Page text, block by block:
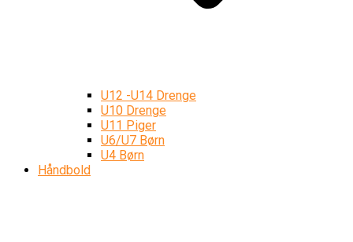
U12 -U14 Drenge
U10 Drenge
U11 Piger
U6/U7 Børn
U4 Børn
Håndbold